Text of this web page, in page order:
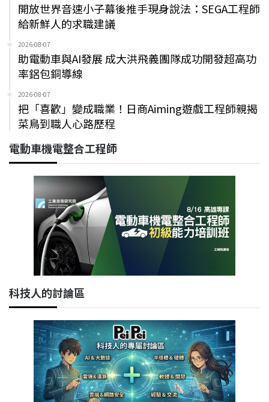
開放世界音速小子幕後推手現身說法：SEGA工程師
給新鮮人的求職建議
2026-08-07
助電動車與AI發展 成大洪飛義團隊成功開發超高功
率鋁包銅導線
2026-08-07
把「喜歡」變成職業！日商Aiming遊戲工程師親揭
菜鳥到職人心路歷程
電動車機電整合工程師
科技人的討論區